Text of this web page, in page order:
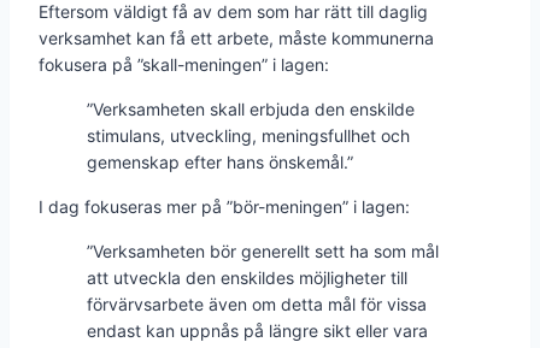
Eftersom väldigt få av dem som har rätt till daglig
verksamhet kan få ett arbete, måste kommunerna
fokusera på ”skall-meningen” i lagen:
”Verksamheten skall erbjuda den enskilde
stimulans, utveckling, meningsfullhet och
gemenskap efter hans önskemål.”
I dag fokuseras mer på ”bör-meningen” i lagen:
”Verksamheten bör generellt sett ha som mål
att utveckla den enskildes möjligheter till
förvärvsarbete även om detta mål för vissa
endast kan uppnås på längre sikt eller vara